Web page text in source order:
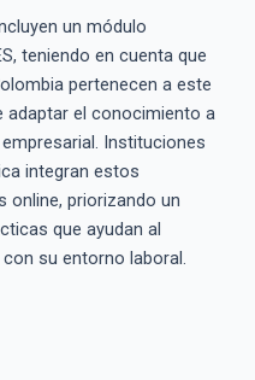
un módulo
teniendo en cuenta que
pertenecen a este
adaptar el conocimiento a
Instituciones
integran estos
online, priorizando un
que ayudan al
su entorno laboral.